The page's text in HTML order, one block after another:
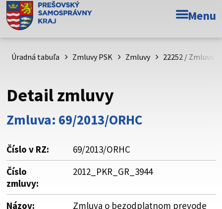
Doména psk.sk je oficiálna
Toto je oficiálna webová stránka Prešovského
psk.sk.
Buďte pozorní a vždy sa uistite, že zdieľate informácie iba
cez zabezpečenú webovú stránku. Zabezpečená stránka
vždy začína https:// pred názvom domény webového sídla.
Menu
Úradná tabuľa Zmluvy PSK Zmluvy 22252 / Zmluva
Detail zmluvy
Zmluva: 69/2013/ORHC
Číslo v RZ:
69/2013/ORHC
Číslo
zmluvy:
2012_PKR_GR_3944
Názov:
Zmluva o bezodplatnom prevode